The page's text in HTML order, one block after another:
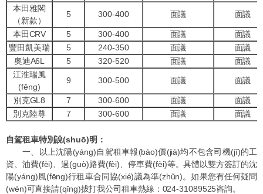
本田雅閣
（新款）
5 300-400 面議 面議
本田CRV 5 300-400 面議
面議
豐田凱美瑞
5 240-350 面議
面議
奧迪A6L
5 320-520 面議
面議
江淮瑞風
(fēng)
9 300-500 面議 面議
別克GL8 7 300-600 面議
面議
別克陸尊
7 300-600 面議 面議
自駕租車特別說(shuō)明 ：
一、以上沈陽(yáng)自駕租車報(bào)價(jià)均不包含司機(jī)的工
資、油費(fèi)、過(guò)路費(fèi)、停車費(fèi)等。具體以雙方簽訂的沈
陽(yáng)風(fēng)行租車合同協(xié)議為準(zhǔn)。如果您有任何疑問
(wèn)可直接請(qǐng)拔打我公司租車熱線： 024-31089525咨詢。